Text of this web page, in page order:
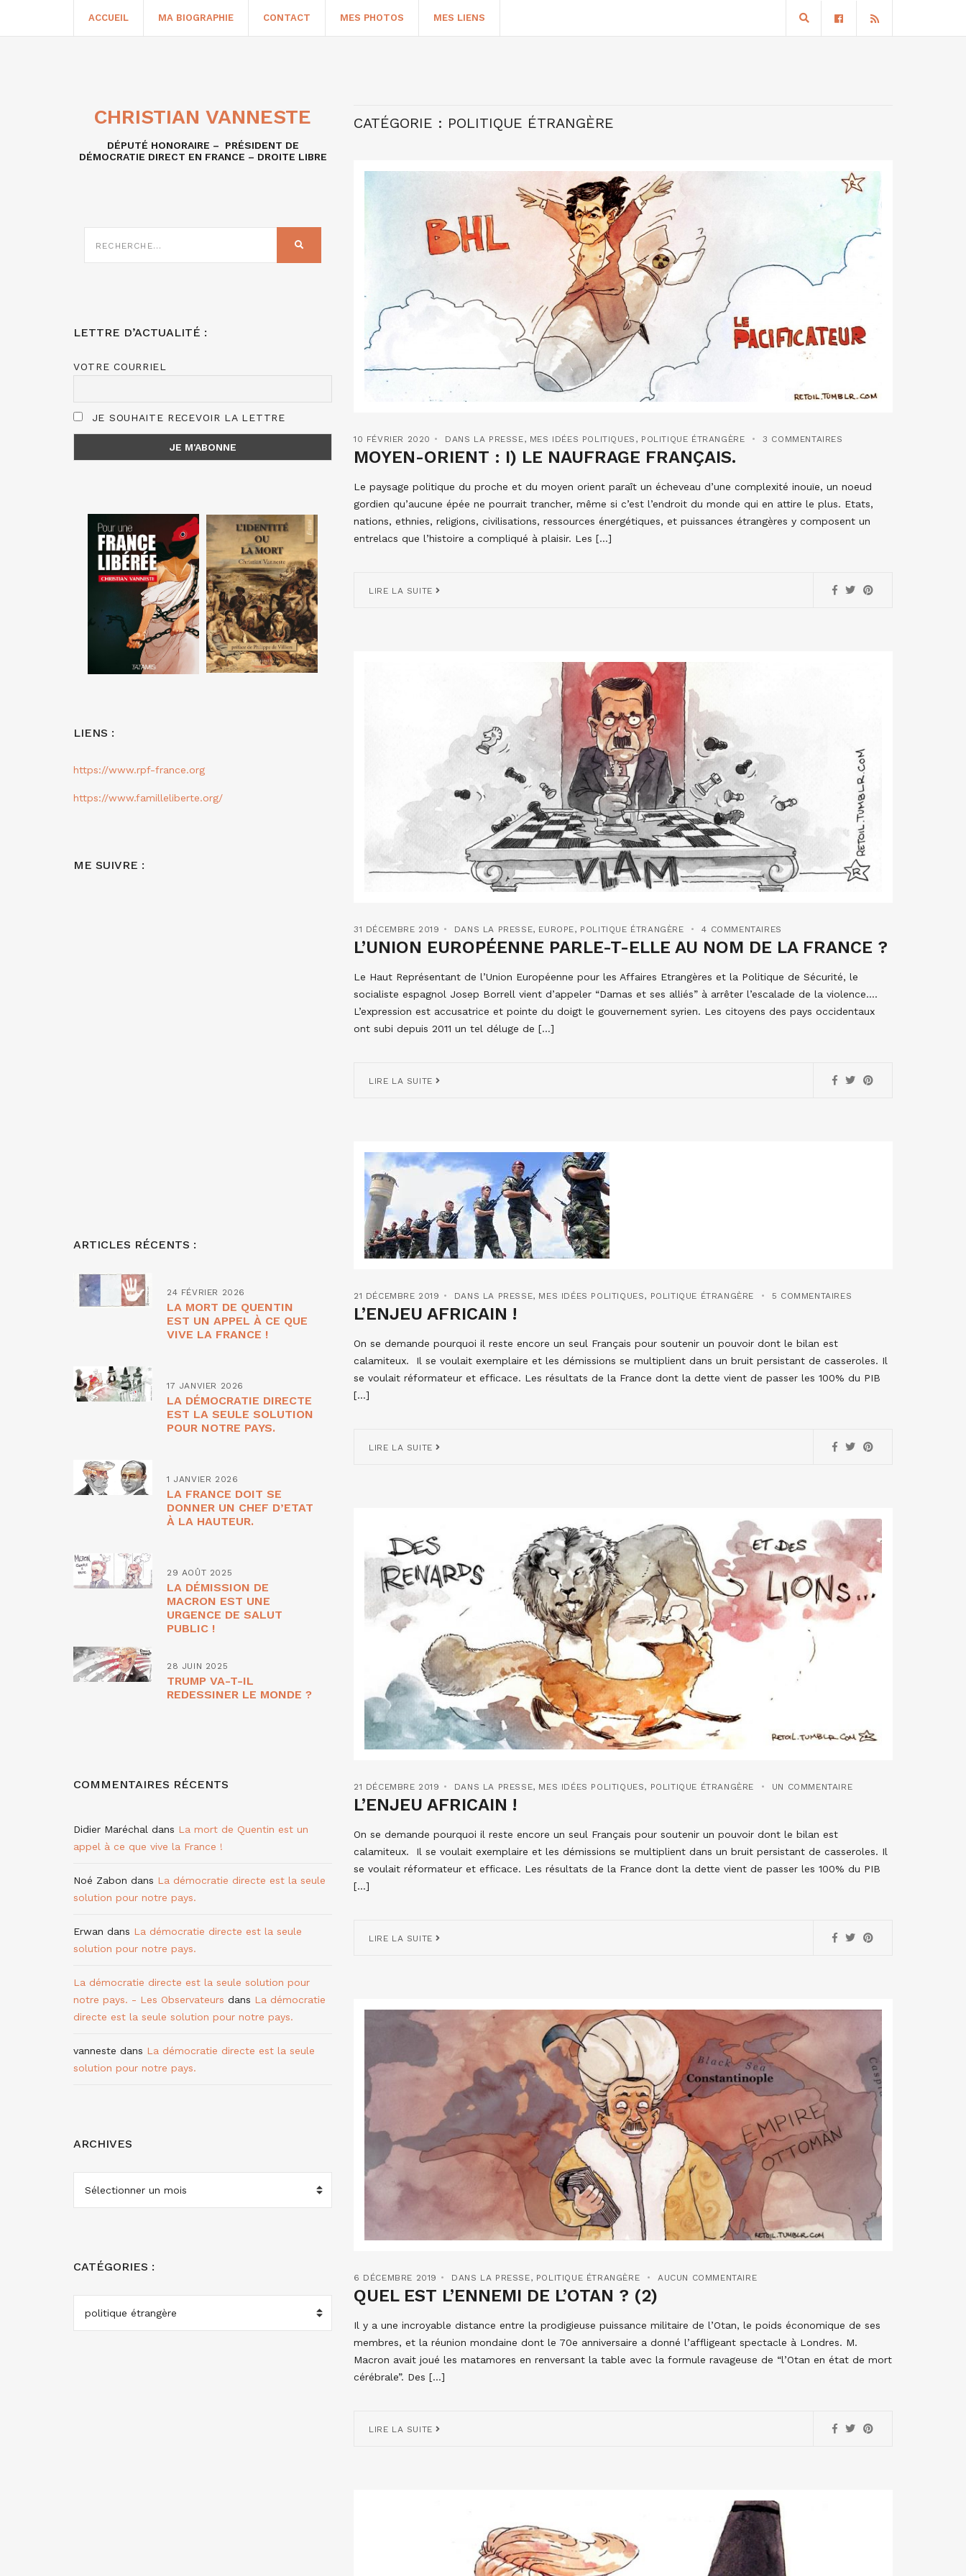
ACCUEIL MA BIOGRAPHIE CONTACT MES PHOTOS MES LIENS
CATÉGORIE : POLITIQUE ÉTRANGÈRE
10 FÉVRIER 2020 DANS LA PRESSE, MES IDÉES POLITIQUES , POLITIQUE ÉTRANGÈRE 3 COMMENTAIRES
MOYEN-ORIENT : I) LE NAUFRAGE FRANÇAIS.
Le paysage politique du proche et du moyen orient paraît un écheveau d’une complexité inouïe, un noeud
gordien qu’aucune épée ne pourrait trancher, même si c’est l’endroit du monde qui en attire le plus. Etats,
nations, ethnies, religions, civilisations, ressources énergétiques, et puissances étrangères y composent un
entrelacs que l’histoire a compliqué à plaisir. Les […]
LIRE LA SUITE
31 DÉCEMBRE 2019 DANS LA PRESSE, EUROPE, POLITIQUE ÉTRANGÈRE 4 COMMENTAIRES
L’UNION EUROPÉENNE PARLE-T-ELLE AU NOM DE LA FRANCE ?
Le Haut Représentant de l’Union Européenne pour les Affaires Etrangères et la Politique de Sécurité, le
socialiste espagnol Josep Borrell vient d’appeler “Damas et ses alliés” à arrêter l’escalade de la violence….
L’expression est accusatrice et pointe du doigt le gouvernement syrien. Les citoyens des pays occidentaux
ont subi depuis 2011 un tel déluge de […]
LIRE LA SUITE
21 DÉCEMBRE 2019 DANS LA PRESSE, MES IDÉES POLITIQUES, POLITIQUE ÉTRANGÈRE 5 COMMENTAIRES
L’ENJEU AFRICAIN !
On se demande pourquoi il reste encore un seul Français pour soutenir un pouvoir dont le bilan est
calamiteux. Il se voulait exemplaire et les démissions se multiplient dans un bruit persistant de casseroles. Il
se voulait réformateur et efficace. Les résultats de la France dont la dette vient de passer les 100% du PIB
[…]
LIRE LA SUITE
21 DÉCEMBRE 2019 DANS LA PRESSE, MES IDÉES POLITIQUES, POLITIQUE ÉTRANGÈRE UN COMMENTAIRE
L’ENJEU AFRICAIN !
On se demande pourquoi il reste encore un seul Français pour soutenir un pouvoir dont le bilan est
calamiteux. Il se voulait exemplaire et les démissions se multiplient dans un bruit persistant de casseroles. Il
se voulait réformateur et efficace. Les résultats de la France dont la dette vient de passer les 100% du PIB
[…]
LIRE LA SUITE
6 DÉCEMBRE 2019 DANS LA PRESSE, POLITIQUE ÉTRANGÈRE AUCUN COMMENTAIRE
QUEL EST L’ENNEMI DE L’OTAN ? (2)
Il y a une incroyable distance entre la prodigieuse puissance militaire de l’Otan, le poids économique de ses
membres, et la réunion mondaine dont le 70e anniversaire a donné l’affligeant spectacle à Londres. M.
Macron avait joué les matamores en renversant la table avec la formule ravageuse de “l’Otan en état de mort
cérébrale”. Des […]
LIRE LA SUITE
CHRISTIAN VANNESTE
DÉPUTÉ HONORAIRE – PRÉSIDENT DE
DÉMOCRATIE DIRECT EN FRANCE – DROITE LIBRE
SUR
LETTRE D’ACTUALITÉ :
VOTRE COURRIEL
JE SOUHAITE RECEVOIR LA LETTRE
LIENS :
https://www.rpf-france.org
https://www.familleliberte.org/
ME SUIVRE :
ARTICLES RÉCENTS :
24 FÉVRIER 2026
LA MORT DE QUENTIN
EST UN APPEL À CE QUE
VIVE LA FRANCE !
17 JANVIER 2026
LA DÉMOCRATIE DIRECTE
EST LA SEULE SOLUTION
POUR NOTRE PAYS.
1 JANVIER 2026
LA FRANCE DOIT SE
DONNER UN CHEF D’ETAT
À LA HAUTEUR.
29 AOÛT 2025
LA DÉMISSION DE
MACRON EST UNE
URGENCE DE SALUT
PUBLIC !
28 JUIN 2025
TRUMP VA-T-IL
REDESSINER LE MONDE ?
COMMENTAIRES RÉCENTS
Didier Maréchal dans La mort de Quentin est un
appel à ce que vive la France !
Noé Zabon dans La démocratie directe est la seule
solution pour notre pays.
Erwan dans La démocratie directe est la seule
solution pour notre pays.
La démocratie directe est la seule solution pour
notre pays. - Les Observateurs dans La démocratie
directe est la seule solution pour notre pays.
vanneste dans La démocratie directe est la seule
solution pour notre pays.
ARCHIVES
ARCHIVES
CATÉGORIES :
CATÉGORIES